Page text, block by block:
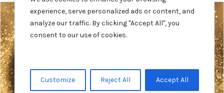
experience, serve personalized ads or content, and
analyze our traffic. By clicking "Accept All", you
consent to our use of cookies.
Customize Reject All Accept All